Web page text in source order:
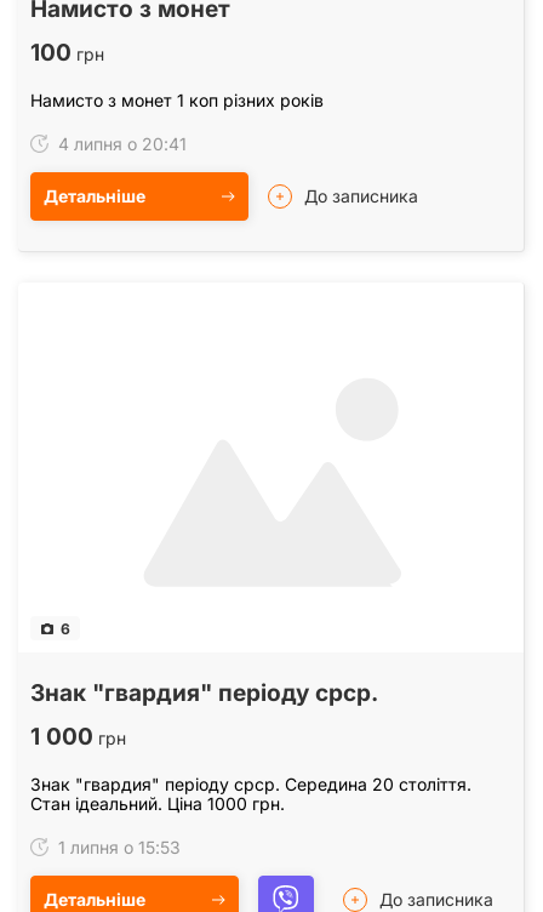
Намисто з монет
100 грн
Намисто з монет 1 коп різних років
4 липня о 20:41
Детальніше До записника
6
Знак "гвардия" періоду срср.
1 000 грн
Знак "гвардия" періоду срср. Середина 20 століття.
Стан ідеальний. Ціна 1000 грн.
1 липня о 15:53
Детальніше До записника